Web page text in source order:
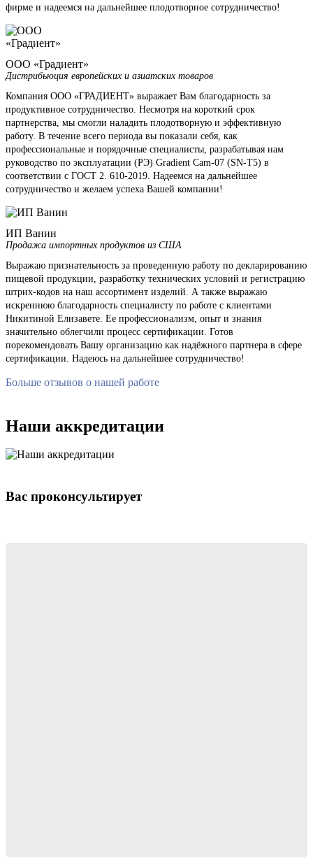
фирме и надеемся на дальнейшее плодотворное сотрудничество!
ООО «Градиент»
Дистрибьюция европейских и азиатских товаров
Компания ООО «ГРАДИЕНТ» выражает Вам благодарность за
продуктивное сотрудничество. Несмотря на короткий срок
партнерства, мы смогли наладить плодотворную и эффективную
работу. В течение всего периода вы показали себя, как
профессиональные и порядочные специалисты, разрабатывая нам
руководство по эксплуатации (РЭ) Gradient Cam-07 (SN-T5) в
соответствии с ГОСТ 2. 610-2019. Надеемся на дальнейшее
сотрудничество и желаем успеха Вашей компании!
ИП Ванин
Продажа импортных продуктов из США
Выражаю признательность за проведенную работу по декларированию
пищевой продукции, разработку технических условий и регистрацию
штрих-кодов на наш ассортимент изделий. А также выражаю
искреннюю благодарность специалисту по работе с клиентами
Никитиной Елизавете. Ее профессионализм, опыт и знания
значительно облегчили процесс сертификации. Готов
порекомендовать Вашу организацию как надёжного партнера в сфере
сертификации. Надеюсь на дальнейшее сотрудничество!
Больше отзывов о нашей работе
Наши аккредитации
Вас проконсультирует